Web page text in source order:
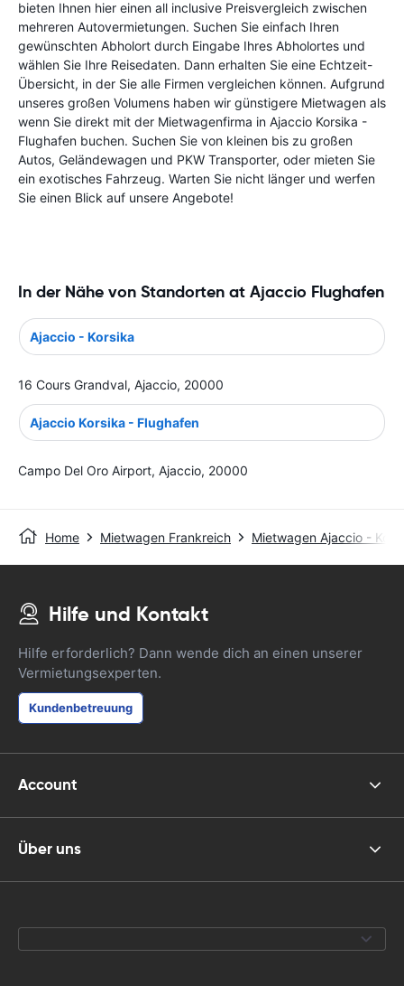
bieten Ihnen hier einen all inclusive Preisvergleich zwischen
mehreren Autovermietungen. Suchen Sie einfach Ihren
gewünschten Abholort durch Eingabe Ihres Abholortes und
wählen Sie Ihre Reisedaten. Dann erhalten Sie eine Echtzeit-
Übersicht, in der Sie alle Firmen vergleichen können. Aufgrund
unseres großen Volumens haben wir günstigere Mietwagen als
wenn Sie direkt mit der Mietwagenfirma in Ajaccio Korsika -
Flughafen buchen. Suchen Sie von kleinen bis zu großen
Autos, Geländewagen und PKW Transporter, oder mieten Sie
ein exotisches Fahrzeug. Warten Sie nicht länger und werfen
Sie einen Blick auf unsere Angebote!
In der Nähe von Standorten at Ajaccio Flughafen
Ajaccio - Korsika
16 Cours Grandval, Ajaccio, 20000
Ajaccio Korsika - Flughafen
Campo Del Oro Airport, Ajaccio, 20000
Home Mietwagen Frankreich Mietwagen Ajaccio -
Hilfe und Kontakt
Hilfe erforderlich? Dann wende dich an einen unserer
Vermietungsexperten.
Kundenbetreuung
Account
Über uns